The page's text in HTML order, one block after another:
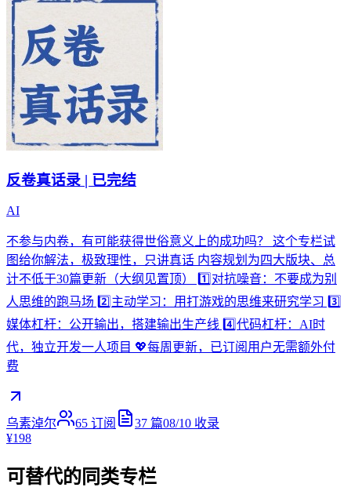
反卷真话录 | 已完结
AI
不参与内卷，有可能获得世俗意义上的成功吗？ 这个专栏试
图给你解法，极致理性，只讲真话 内容规划为四大版块、总
计不低于30篇更新（大纲见置顶） 1️⃣对抗噪音：不要成为别
人思维的跑马场 2️⃣主动学习：用打游戏的思维来研究学习 3️⃣
媒体杠杆：公开输出，搭建输出生产线 4️⃣代码杠杆：AI时
代，独立开发一人项目 💖每周更新，已订阅用户无需额外付
费
乌素淖尔 65 订阅 37 篇08/10 收录
¥198
可替代的同类专栏